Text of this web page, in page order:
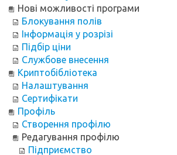
Нові можливості програми
Блокування полів
Інформація у розрізі
Підбір ціни
Службове внесення
Криптобібліотека
Налаштування
Сертифікати
Профіль
Створення профілю
Редагування профілю
Підприємство